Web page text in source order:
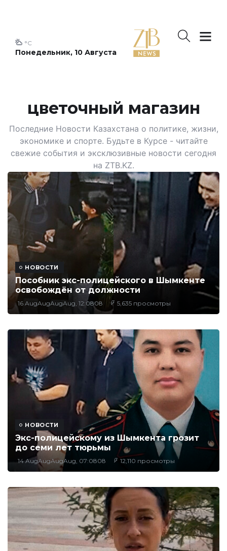
Понедельник, 10 Августа
°C
цветочный магазин
Последние Новости Казахстана о политике, жизни,
экономике и спорте. Будьте в Курсе - читайте
свежие события и эксклюзивные новости сегодня
на ZTB.KZ.
НОВОСТИ
Пособник экс-полицейского в Шымкенте
освобождён от должности
16 AugAugAugAug, 12:0808 5,635 просмотры
НОВОСТИ
Экс-полицейскому из Шымкента грозит
до семи лет тюрьмы
14 AugAugAugAug, 07:0808 12,110 просмотры